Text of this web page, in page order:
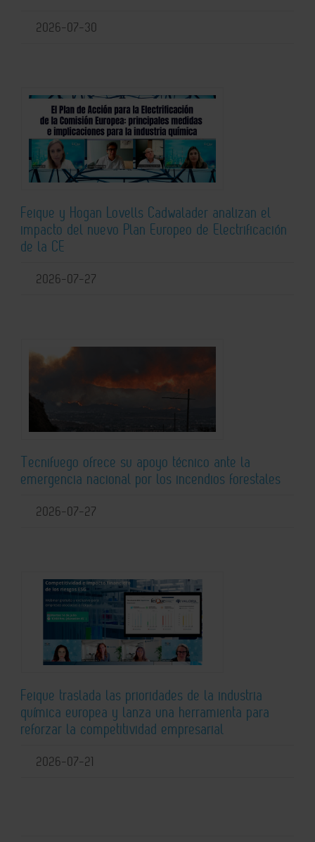
2026-07-30
Feique y Hogan Lovells Cadwalader analizan el
impacto del nuevo Plan Europeo de Electrificación
de la CE
2026-07-27
Tecnifuego ofrece su apoyo técnico ante la
emergencia nacional por los incendios forestales
2026-07-27
Feique traslada las prioridades de la industria
química europea y lanza una herramienta para
reforzar la competitividad empresarial
2026-07-21